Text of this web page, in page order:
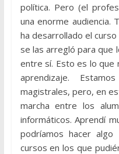
política. Pero (el
una enorme audiencia.
ha desarrollado el
se las arregló para que
entre sí. Esto es lo que
aprendizaje.
magistrales, pero, en
marcha entre los
informáticos. Aprendí
podríamos hacer
cursos en los que